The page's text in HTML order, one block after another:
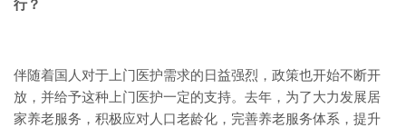
行？
伴随着国人对于上门医护需求的日益强烈，政策也开始不断开
放，并给予这种上门医护一定的支持。去年，为了大力发展居
家养老服务，积极应对人口老龄化，完善养老服务体系，提升